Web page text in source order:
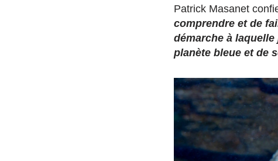
Patrick Masanet
comprendre et de
démarche à
planète bleue et de